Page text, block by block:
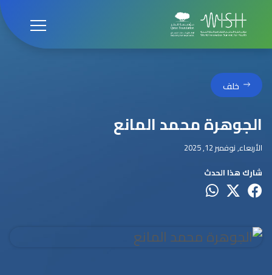
خلف
الجوهرة محمد المانع
الأربعاء, نوفمبر 12, 2025
شارك هذا الحدث